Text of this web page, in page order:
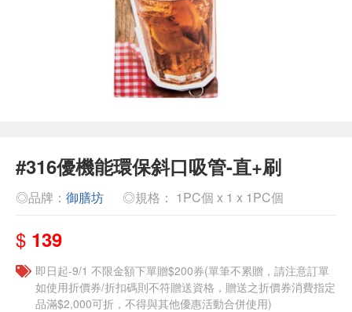
#316優機能環保斜口吸管-直+刷
◎品牌： 御膳坊 ◎規格： 1PC個 x 1 x 1PC個
$ 139
即日起-9/1 不限金額下單贈$200券(單筆不累贈，請注意訂單
如使用折價券/折扣碼則不符贈送資格，贈送之折價券消費指定
品滿$2,000可折，不得與其他優惠活動合併使用)